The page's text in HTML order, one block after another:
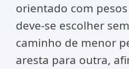
orientado com
deve-se escolher
caminho de menor
aresta para outra,